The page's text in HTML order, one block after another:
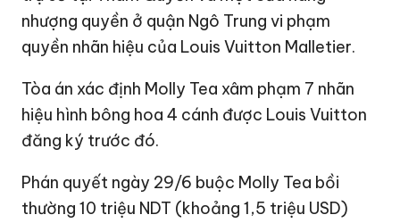
nhượng quyền ở quận Ngô Trung vi phạm
quyền nhãn hiệu của Louis Vuitton Malletier.
Tòa án xác định Molly Tea xâm phạm 7 nhãn
hiệu hình bông hoa 4 cánh được Louis Vuitton
đăng ký trước đó.
Phán quyết ngày 29/6 buộc Molly Tea bồi
thường 10 triệu NDT (khoảng1,5 triệu USD)